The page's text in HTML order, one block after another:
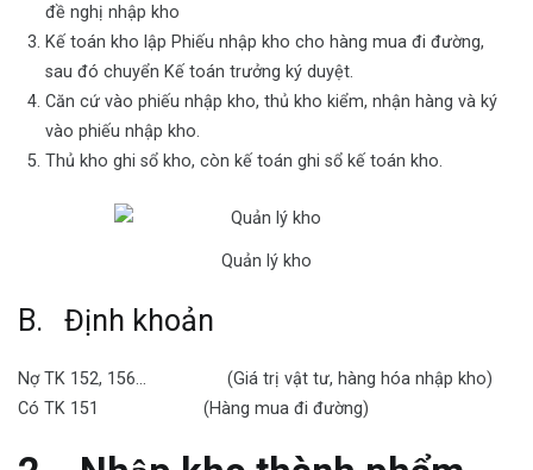
đề nghị nhập kho
Kế toán kho lập Phiếu nhập kho cho hàng mua đi đường,
sau đó chuyển Kế toán trưởng ký duyệt.
Căn cứ vào phiếu nhập kho, thủ kho kiểm, nhận hàng và ký
vào phiếu nhập kho.
Thủ kho ghi sổ kho, còn kế toán ghi sổ kế toán kho.
Quản lý kho
B. Định khoản
Nợ TK 152, 156… (Giá trị vật tư, hàng hóa nhập kho)
Có TK 151 (Hàng mua đi đường)